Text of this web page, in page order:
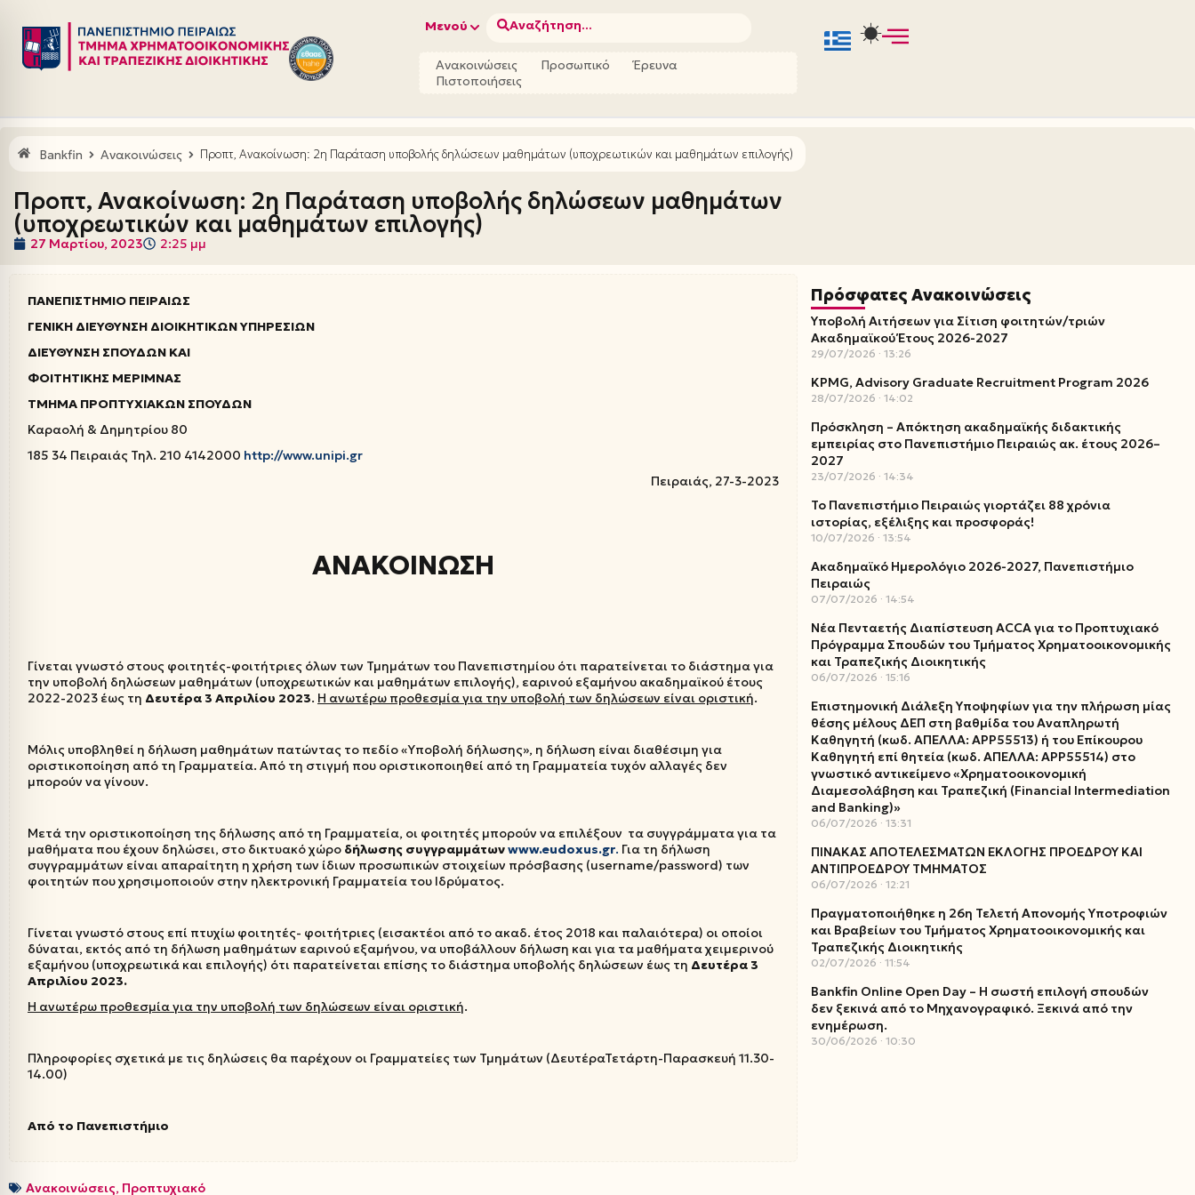
Μεταπηδήστε
στο
Μενού Αναζήτηση...
Ανακοινώσεις Προσωπικό
Έρευνα
Πιστοποιήσεις
Bankfin Ανακοινώσεις Προπτ, Ανακοίνωση: 2η Παράταση υποβολής δηλώσεων μαθημάτων (υποχρεωτικών και μαθημάτων επιλογής)
Προπτ, Ανακοίνωση: 2η Παράταση υποβολής δηλώσεων μαθημάτων
(υποχρεωτικών και μαθημάτων επιλογής)
27 Μαρτίου, 2023 2:25 μμ
ΠΑΝΕΠΙΣΤΗΜΙΟ ΠΕΙΡΑΙΩΣ
ΓΕΝΙΚΗ ΔΙΕΥΘΥΝΣΗ ΔΙΟΙΚΗΤΙΚΩΝ ΥΠΗΡΕΣΙΩΝ
ΔΙΕΥΘΥΝΣΗ ΣΠΟΥΔΩΝ ΚΑΙ
ΦΟΙΤΗΤΙΚΗΣ ΜΕΡΙΜΝΑΣ
ΤΜΗΜΑ ΠΡΟΠΤΥΧΙΑΚΩΝ ΣΠΟΥΔΩΝ
Καραολή & Δημητρίου 80
185 34 Πειραιάς Τηλ. 210 4142000 http://www.unipi.gr
Πειραιάς, 27-3-2023
ΑΝΑΚΟΙΝΩΣΗ
Γίνεται γνωστό στους φοιτητές-φοιτήτριες όλων των Τμημάτων του Πανεπιστημίου ότι παρατείνεται το διάστημα για
την υποβολή δηλώσεων μαθημάτων (υποχρεωτικών και μαθημάτων επιλογής), εαρινού εξαμήνου ακαδημαϊκού έτους
2022-2023 έως τη Δευτέρα 3 Απριλίου 2023. Η ανωτέρω προθεσμία για την υποβολή των δηλώσεων είναι οριστική.
Μόλις υποβληθεί η δήλωση μαθημάτων πατώντας το πεδίο «Υποβολή δήλωσης», η δήλωση είναι διαθέσιμη για
οριστικοποίηση από τη Γραμματεία. Από τη στιγμή που οριστικοποιηθεί από τη Γραμματεία τυχόν αλλαγές δεν
μπορούν να γίνουν.
Μετά την οριστικοποίηση της δήλωσης από τη Γραμματεία, οι φοιτητές μπορούν να επιλέξουν τα συγγράμματα για τα
μαθήματα που έχουν δηλώσει, στο δικτυακό χώρο δήλωσης συγγραμμάτωνwww.eudoxus.gr. Για τη δήλωση
συγγραμμάτων είναι απαραίτητη η χρήση των ίδιων προσωπικών στοιχείων πρόσβασης (username/password) των
φοιτητών που χρησιμοποιούν στην ηλεκτρονική Γραμματεία του Ιδρύματος.
Γίνεται γνωστό στους επί πτυχίω φοιτητές- φοιτήτριες (εισακτέοι από το ακαδ. έτος 2018 και παλαιότερα) οι οποίοι
δύναται, εκτός από τη δήλωση μαθημάτων εαρινού εξαμήνου, να υποβάλλουν δήλωση και για τα μαθήματα χειμερινού
εξαμήνου (υποχρεωτικά και επιλογής) ότι παρατείνεται επίσης το διάστημα υποβολής δηλώσεων έως τη Δευτέρα 3
Απριλίου 2023.
Η ανωτέρω προθεσμία για την υποβολή των δηλώσεων είναι οριστική.
Πληροφορίες σχετικά με τις δηλώσεις θα παρέχουν οι Γραμματείες των Τμημάτων (ΔευτέραΤετάρτη-Παρασκευή 11.30-
14.00)
Από το Πανεπιστήμιο
Πρόσφατες Ανακοινώσεις
Υποβολή Αιτήσεων για Σίτιση φοιτητών/τριών
Ακαδημαϊκού Έτους 2026-2027
29/07/2026 13:26
KPMG, Advisory Graduate Recruitment Program 2026
28/07/2026 14:02
Πρόσκληση – Απόκτηση ακαδημαϊκής διδακτικής
εμπειρίας στο Πανεπιστήμιο Πειραιώς ακ. έτους 2026–
2027
23/07/2026 14:34
Το Πανεπιστήμιο Πειραιώς γιορτάζει 88 χρόνια
ιστορίας, εξέλιξης και προσφοράς!
10/07/2026 13:54
Ακαδημαϊκό Ημερολόγιο 2026-2027, Πανεπιστήμιο
Πειραιώς
07/07/2026 14:54
Νέα Πενταετής Διαπίστευση ACCA για το Προπτυχιακό
Πρόγραμμα Σπουδών του Τμήματος Χρηματοοικονομικής
και Τραπεζικής Διοικητικής
06/07/2026 15:16
Επιστημονική Διάλεξη Υποψηφίων για την πλήρωση μίας
θέσης μέλους ΔΕΠ στη βαθμίδα του Αναπληρωτή
Καθηγητή (κωδ. ΑΠΕΛΛΑ: ΑΡΡ55513) ή του Επίκουρου
Καθηγητή επί θητεία (κωδ. ΑΠΕΛΛΑ: ΑΡΡ55514) στο
γνωστικό αντικείμενο «Χρηματοοικονομική
Διαμεσολάβηση και Τραπεζική (Financial Intermediation
and Banking)»
06/07/2026 13:31
ΠΙΝΑΚΑΣ ΑΠΟΤΕΛΕΣΜΑΤΩΝ ΕΚΛΟΓΗΣ ΠΡΟΕΔΡΟΥ ΚΑΙ
ΑΝΤΙΠΡΟΕΔΡΟΥ ΤΜΗΜΑΤΟΣ
06/07/2026 12:21
Πραγματοποιήθηκε η 26η Τελετή Απονομής Υποτροφιών
και Βραβείων του Τμήματος Χρηματοοικονομικής και
Τραπεζικής Διοικητικής
02/07/2026 11:54
Bankfin Online Open Day – Η σωστή επιλογή σπουδών
δεν ξεκινά από το Μηχανογραφικό. Ξεκινά από την
ενημέρωση.
30/06/2026 10:30
Ανακοινώσεις, Προπτυχιακό